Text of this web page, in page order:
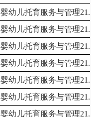
婴幼儿托育服务与管理21.1班
婴幼儿托育服务与管理21.2班
婴幼儿托育服务与管理21.2班
婴幼儿托育服务与管理21.2班
婴幼儿托育服务与管理21.3班
婴幼儿托育服务与管理21.3班
婴幼儿托育服务与管理21.3班